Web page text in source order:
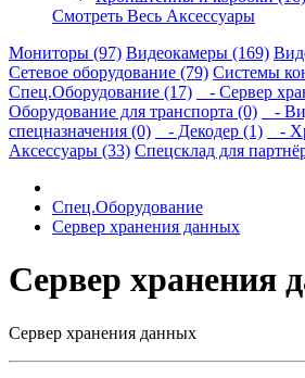
Смотреть Весь Аксессуары
Мониторы (97) Видеокамеры (169)
Сетевое оборудование (79) Системы
Спец.Оборудование (17)
- Сервер
Оборудование для транспорта (0)
-
спецназначения (0)
- Декодер (1)
-
Аксессуары (33) Спецсклад для
Спец.Оборудование
Сервер хранения данных
Сервер хранения
Сервер хранения данных